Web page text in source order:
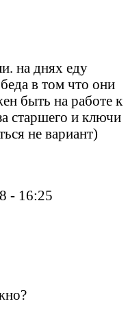
на днях еду
в том что они
быть на работе к
старшего и ключи
не вариант)
- 16:25